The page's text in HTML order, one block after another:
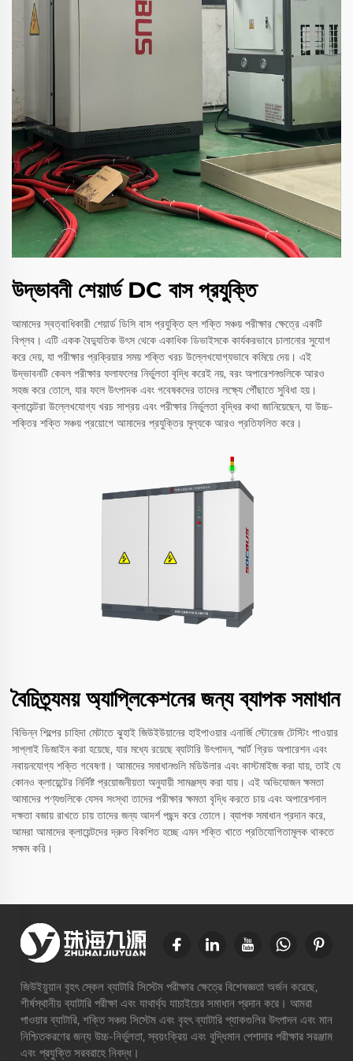
উদ্ভাবনী শেয়ার্ড DC বাস প্রযুক্তি
আমাদের স্বত্বাধিকারী শেয়ার্ড ডিসি বাস প্রযুক্তি হল শক্তি সঞ্চয় পরীক্ষার ক্ষেত্রে একটি
বিপ্লব। এটি একক বৈদ্যুতিক উৎস থেকে একাধিক ডিভাইসকে কার্যকরভাবে চালানোর সুযোগ
করে দেয়, যা পরীক্ষার প্রক্রিয়ার সময় শক্তি খরচ উল্লেখযোগ্যভাবে কমিয়ে দেয়। এই
উদ্ভাবনটি কেবল পরীক্ষার ফলাফলের নির্ভুলতা বৃদ্ধি করেই নয়, বরং অপারেশনগুলিকে আরও
সহজ করে তোলে, যার ফলে উৎপাদক এবং গবেষকদের তাদের লক্ষ্যে পৌঁছাতে সুবিধা হয়।
ক্লায়েন্টরা উল্লেখযোগ্য খরচ সাশ্রয় এবং পরীক্ষার নির্ভুলতা বৃদ্ধির কথা জানিয়েছেন, যা উচ্চ-
শক্তির শক্তি সঞ্চয় প্রয়োগে আমাদের প্রযুক্তির মূল্যকে আরও প্রতিফলিত করে।
বৈচিত্র্যময় অ্যাপ্লিকেশনের জন্য ব্যাপক সমাধান
বিভিন্ন শিল্পের চাহিদা মেটাতে ঝুহাই জিউইউয়ানের হাইপাওয়ার এনার্জি স্টোরেজ টেস্টিং পাওয়ার
সাপ্লাই ডিজাইন করা হয়েছে, যার মধ্যে রয়েছে ব্যাটারি উৎপাদন, স্মার্ট গ্রিড অপারেশন এবং
নবায়নযোগ্য শক্তি গবেষণা। আমাদের সমাধানগুলি মডিউলার এবং কাস্টমাইজ করা যায়, তাই যে
কোনও ক্লায়েন্টের নির্দিষ্ট প্রয়োজনীয়তা অনুযায়ী সামঞ্জস্য করা যায়। এই অভিযোজন ক্ষমতা
আমাদের পণ্যগুলিকে যেসব সংস্থা তাদের পরীক্ষার ক্ষমতা বৃদ্ধি করতে চায় এবং অপারেশনাল
দক্ষতা বজায় রাখতে চায় তাদের জন্য আদর্শ পছন্দ করে তোলে। ব্যাপক সমাধান প্রদান করে,
আমরা আমাদের ক্লায়েন্টদের দ্রুত বিকশিত হচ্ছে এমন শক্তি খাতে প্রতিযোগিতামূলক থাকতে
সক্ষম করি।
জিউইয়ুয়ান বৃহৎ স্কেল ব্যাটারি সিস্টেম পরীক্ষার ক্ষেত্রে বিশেষজ্ঞতা অর্জন করেছে,
শীর্ষস্থানীয় ব্যাটারি পরীক্ষা এবং যাথার্থ্য যাচাইয়ের সমাধান প্রদান করে। আমরা
পাওয়ার ব্যাটারি, শক্তি সঞ্চয় সিস্টেম এবং বৃহৎ ব্যাটারি প্যাকগুলির উৎপাদন এবং মান
নিশ্চিতকরণের জন্য উচ্চ-নির্ভুলতা, স্বয়ংক্রিয় এবং বুদ্ধিমান পেশাদার পরীক্ষার সরঞ্জাম
এবং প্রযুক্তি সরবরাহে নিবদ্ধ।